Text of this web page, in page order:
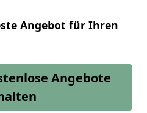
Angebot für Ihren
Angebote